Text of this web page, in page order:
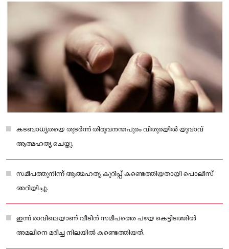
കടബാധ്യതയെ തുടര്‍ന്ന് തിരുവനന്തപുരം വിതുരയില്‍ യുവാവ്
ആത്മഹത്യ ചെയ്തു.
സമീപത്തുനിന്ന് ആത്മഹത്യ കുറിപ്പ് കണ്ടെത്തിയതായി പൊലീസ്
അറിയിച്ചു.
ഇന്ന് രാവിലെയാണ് വീടിന് സമീപത്തെ പഴയ കെട്ടിടത്തില്‍
അമലിനെ മരിച്ച നിലയില്‍ കണ്ടെത്തിയത്.